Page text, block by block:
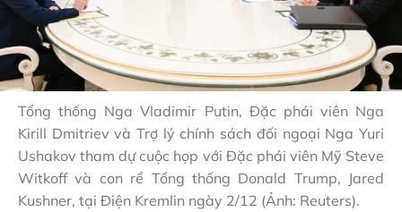
Tổng thống Nga Vladimir Putin, Đặc phái viên Nga
Kirill Dmitriev và Trợ lý chính sách đối ngoại Nga Yuri
Ushakov tham dự cuộc họp với Đặc phái viên Mỹ Steve
Witkoff và con rể Tổng thống Donald Trump, Jared
Kushner, tại Điện Kremlin ngày 2/12 (Ảnh: Reuters).